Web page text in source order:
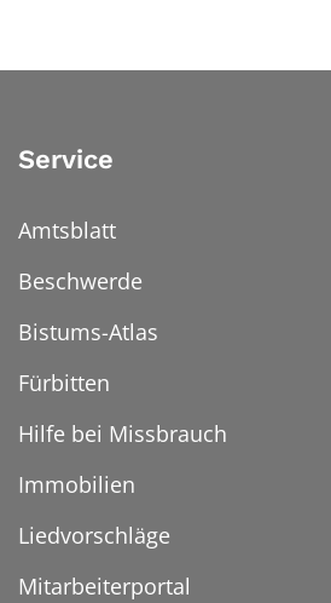
Service
Amtsblatt
Beschwerde
Bistums-Atlas
Fürbitten
Hilfe bei Missbrauch
Immobilien
Liedvorschläge
Mitarbeiterportal